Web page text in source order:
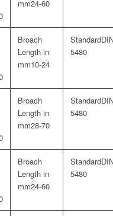
24-60
10-24
5480
28-70
5480
24-60
5480